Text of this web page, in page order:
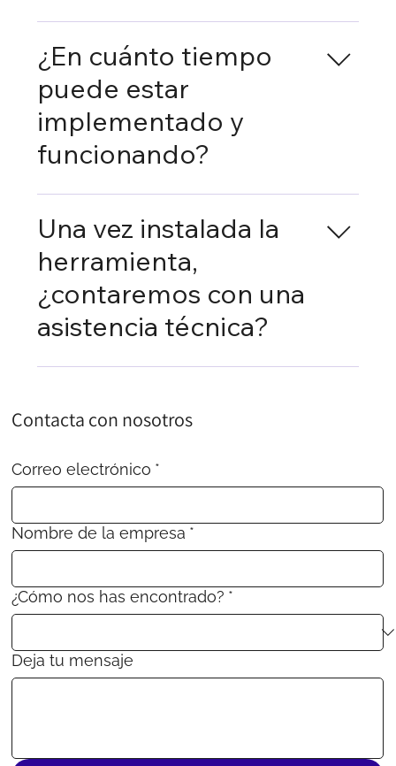
PO Reader identifica las referencias
utilizadas por tu cliente y las relaciona con
las de tu sistema interno. Así, interpreta
correctamente cada pedido recibido y lo
adapta automáticamente a tu operativa,
sin necesidad de ajustes manuales.
¿En cuánto tiempo
puede estar
implementado y
funcionando?
El ritmo de implementación lo marcáis
vosotros, pero en la mayoría de los casos
la herramienta puede estar operativa en
tan solo 4 semanas.
Una vez instalada la
herramienta,
¿contaremos con una
asistencia técnica?
Totalmente, se os asignará un
mantendréis en contacto en todo
Contacta con nosotros
Correo electrónico *
Nombre de la empresa *
¿Cómo nos has encontrado? *
Deja tu mensaje